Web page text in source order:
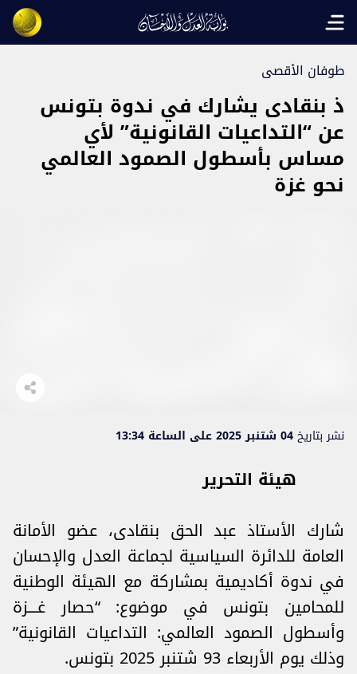
Open main menu
طوفان الأقصى
ذ بنقادى يشارك في ندوة بتونس
عن “التداعيات القانونية” لأي
مساس بأسطول الصمود العالمي
نحو غزة
نشر بتاريخ04 شتنبر 2025 على الساعة 13:34
هيئة التحرير
شارك الأستاذ عبد الحق بنقادى، عضو الأمانة
العامة للدائرة السياسية لجماعة العدل والإحسان
في ندوة أكاديمية بمشاركة مع الهيئة الوطنية
للمحامين بتونس في موضوع: “حصار غــــزة
وأسطول الصمود العالمي: التداعيات القانونية”
وذلك يوم الأربعاء 93 شتنبر 2025 بتونس.